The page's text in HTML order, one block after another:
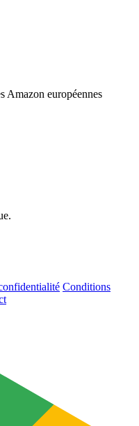
Amazon européennes
Conditions